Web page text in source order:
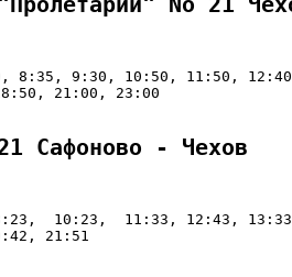
8:35, 9:30, 10:50, 11:50,
21:00, 23:00
Сафоново - Чехов
10:23,  11:33, 12:43,
21:51